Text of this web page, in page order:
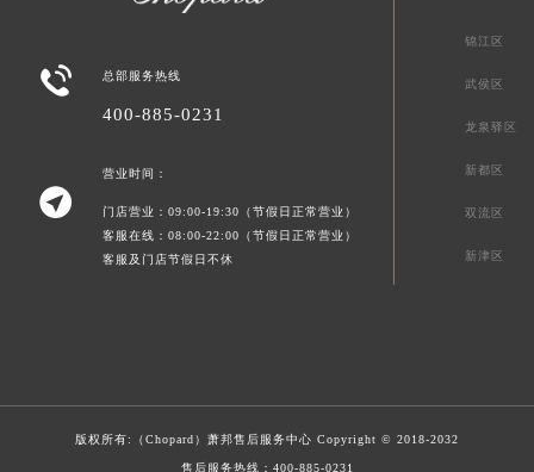
 总部服务热线
400-885-0231

营业时间：
门店营业：09:00-19:30（节假日正常营业）
客服在线：08:00-22:00（节假日正常营业）
客服及门店节假日不休
锦江区
武侯区
龙泉驿区
新都区
双流区
新津区
版权所有:（Chopard） 萧邦售后服务中心 Copyright © 2018-2032
售后服务热线： 400-885-0231